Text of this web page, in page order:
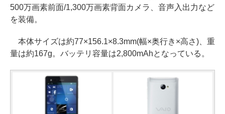
500万画素前面/1,300万画素背面カメラ、音声入出力など
を装備。
本体サイズは約77×156.1×8.3mm(幅×奥行き×高さ)、重
量は約167g。バッテリ容量は2,800mAhとなっている。